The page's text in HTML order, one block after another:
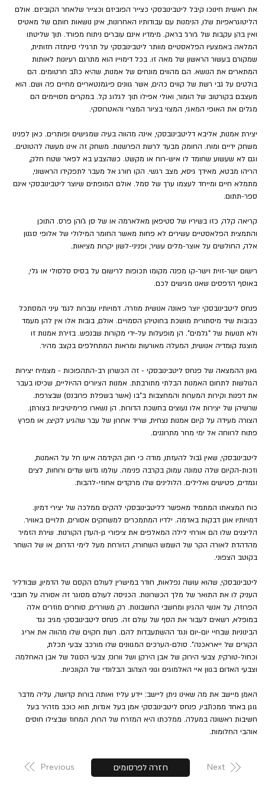
את ראשית חינוכו קיבל ליטבינובסקי כצייר הפוביזם וכצייר שלאחר הקוביזם. אולם
הליטוגראפיות שלו, הנימנות עם עבודותיו האחרונות, אינן נושאות חותם של מאטיס
ואין בהן עקבות של ג׳ורג׳ בראק. מימדיו אינם עוברים ניתוח מפורד. תוך שליטתו
המלאה באמצעיו הפלאסטיים מוותר ליטבינובסקי על תרגילי סינתזה חזותית,
שמקורם בעשור הראשון של מאה זו. בכל דימוייו הוא מתרגם רעיונות לאותות
המתארים את הנושא. הם מהווים מונחים של אמנות, שהיא כתב חרטומים. הם
בולטים על גבי רשת של קווים כהים, אשר גוונים פיגמנטאריים מחיים פה ושם. הוא
מעצבם בקורטוב של הומור, ואולי אפילו תוך לגלוג קל. במקרים מסויימים הם
מגלים את האופי המאגי, המצוי בציור המצרי והאטרוסקי.
יצירת אמנות, אליבא דליטבינובסקי, אינה מהווה בעיה שמגישים ופותרים. כאן לפנינו
משחק ידיים ומוח. החומק מבעד לרשת הפרשנות. משחק זה אינו מעשה להטוטים.
וגם לא שעשוע שחומד לו איש-רוח או מקשט. כשהצבע בא לפאר שטח חלק,
הריהו מבטא, מאידך גיסא, מצב רגשי. הקו חורג אל מעבר לתפקידו הראשוני,
מתמלא חיים ומייחד לעצמו ערך של סמל. אולם המופתים שיוצר ליטבינובסקי אינם
ספר-תתום.
קריאה קלה, כזו בשיריו של סטיפאן מאלארמה או של סן ג'והן פרס. התוכן
והתמצית הפלאסטיים עשירים לא פחות מאשר החומר המילולי של אלופי סגנון
אלה, החולשים על אוצר-מלים עשיר, ופניני-לשון יקרות מציאות.
רישום ישר-זוית וישר-קו מפנה מקומו תכופות לרישום על בסיס סלסולי או גלי,
באוסף הדפסים שאנו מגישים לכם.
פנחס ליטבינובסקי יוצר פאונה אנושית מוזרה. דמויותיו עוברות לנגד עיני המסתכל
כבובות שיד מיסתורית מושכת בחוטיהן הסמויים. אולם, בובות אלו אין להן מעמד
ולא תנועות של "גלמים". הן מופעלות על-ידי מקורות שבנפש. בזירת אמנות זו
מוצגת קומדיה אנושית, המעלה מאורעות ומראות המתחלפים בקצב מהיר.
גאון ההמצאה של פנחס ליטבינובסקי - זה הכשרון רב-התהפוכות - מצמיח יצירות
הגולשות לתחום האמנות הבלתי מתורבתת. אמנות הציורים ההיוליים, שכיסו בעבר
את דפנות וקירות המערות והמחצבות ב"בו (אשר בשפלת פרובנס) שבצרפת.
שרשיהן של יצירות אלו נעוצים בחשכת הדורות. הן נשארו פרימיטיביות בצורתן.
הצורה מעידה על קיום אמנות נצחית, שריד אחרון של עבר שהגיע לקיצו, או מפרץ
פתוח לרווחה אל ימי מחר מתרוננים.
ליטבינובסקי, שאין גבול להעזתו, מודה כי חוק הקידמה איעו חל על האמנות,
וזכות-הקיום שלה טמונה עמוק בקרבה פנימה. עולמו גדוש שדים ורוחות, לצים
וגמדים, פטישים ואלילים. הלולינים שלו מרקדים אחוזי-להבות.
כוח המצאתו המתמיד מאפשר לליטבינובסקי להקים ממלכה של יצירי דמיון.
דמויותיו אונן דבקות באדמה. ילדיו המתמכרים למשחקים אסורים, תלויים באוויר.
הליצנים שלו הם אורחי לילה המאלפים את ציפורי גן-העדן הקורנות. שירת הזמיר
מהדהדת לאורה הקר של השמש השחורה, הזורחת מעל לימי הדרום, או של השחר
בקוטב הצפוני.
ליטבינובסקי, שהוא עושה נפלאות, חודר במישרין לעולם הקסם של הדמיון, שבודליר
העניק לו את התואר של מלך הכשרונות. הכניסה לעולם מסוגר זה אסורה על חובבי
הפרוזה, על אנשי ההגיון ומחשבי החשבונות. רק משוררים, סוחרים מוזרים אלה
במופלא, רשאים לעבור את הסף של עולם זה. פנחס ליטבינובסקי מגיב נגד
הבינוניות שבחיי יום-יום ונגד ההשתעבדות להם. רשת חקוים שלו מהווה את אריג
הקורים של ייאראכנה". סולם-הערכים המגוונים שלו מורכב צבעי תכלת,
וכחול-טורקיז, צבעי הירוק של אבן הירקן ושל וורונז, צבעי הסגול של אבן האחלמה
וצבעי האדום בגוון איי האלמוגים וגוני הצהוב הבלונדי של הקונכיות.
האמן מיישב את מה שאינו ניתן ליישב: יידע עליז ואותה בורות קדושה, עליה מדבר
גוגן באחד ממכתביו, פנחס ליטבינובסקי אמן בעל אגדות, תוא כוכב מזהיר בעל
חשיבות ראשונה במעלה. ממלכתו היא המזרח של הרוח, המחוז שבצילו חוסים
אוהבי החלומות.
Previous חזרה לפרסומים Next